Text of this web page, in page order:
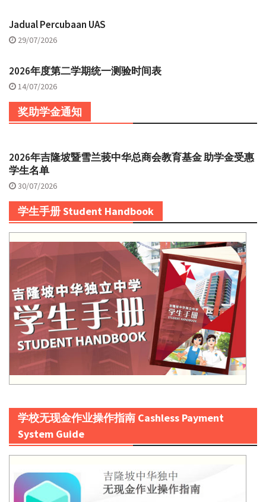
Jadual Percubaan UAS
29/07/2026
2026年度第二学期统一测验时间表
14/07/2026
奖助学金通知
2026年吉隆坡暨雪兰莪中华总商会教育基金 助学金受惠
学生名单
30/07/2026
学生手册 Student Handbook
学校无现金作业操作指南 Cashless Payment
System Guide